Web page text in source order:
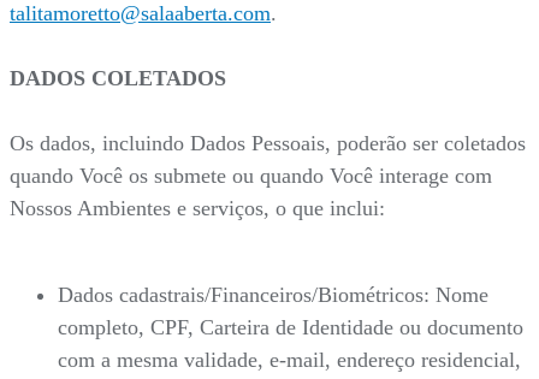
talitamoretto@salaaberta.com.
DADOS COLETADOS
Os dados, incluindo Dados Pessoais, poderão ser coletados
quando Você os submete ou quando Você interage com
Nossos Ambientes e serviços, o que inclui:
Dados cadastrais/Financeiros/Biométricos: Nome
completo, CPF, Carteira de Identidade ou documento
com a mesma validade, e-mail, endereço residencial,